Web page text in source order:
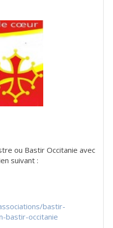
ou Bastir Occitanie avec
suivant :
bastir-
bastir-occitanie